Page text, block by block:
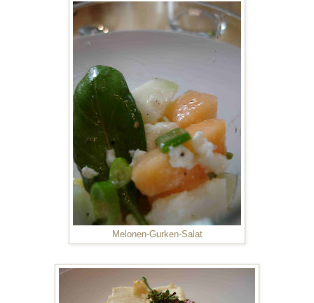
Melonen-Gurken-Salat